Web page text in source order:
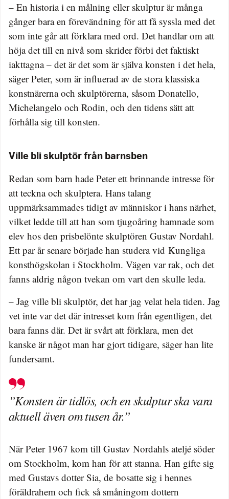
– En historia i en målning eller skulptur är många
gånger bara en förevändning för att få syssla med det
som inte går att förklara med ord. Det handlar om att
höja det till en nivå som skrider förbi det faktiskt
iakttagna – det är det som är själva konsten i det hela,
säger Peter, som är influerad av de stora klassiska
konstnärerna och skulptörerna, såsom Donatello,
Michelangelo och Rodin, och den tidens sätt att
förhålla sig till konsten.
Ville bli skulptör från barnsben
Redan som barn hade Peter ett brinnande intresse för
att teckna och skulptera. Hans talang
uppmärksammades tidigt av människor i hans närhet,
vilket ledde till att han som tjugoåring hamnade som
elev hos den prisbelönte skulptören Gustav Nordahl.
Ett par år senare började han studera vid Kungliga
konsthögskolan i Stockholm. Vägen var rak, och det
fanns aldrig någon tvekan om vart den skulle leda.
– Jag ville bli skulptör, det har jag velat hela tiden. Jag
vet inte var det där intresset kom från egentligen, det
bara fanns där. Det är svårt att förklara, men det
kanske är något man har gjort tidigare, säger han lite
fundersamt.
”Konsten är tidlös, och en skulptur ska vara
aktuell även om tusen år.”
När Peter 1967 kom till Gustav Nordahls ateljé söder
om Stockholm, kom han för att stanna. Han gifte sig
med Gustavs dotter Sia, de bosatte sig i hennes
föräldrahem och fick så småningom dottern